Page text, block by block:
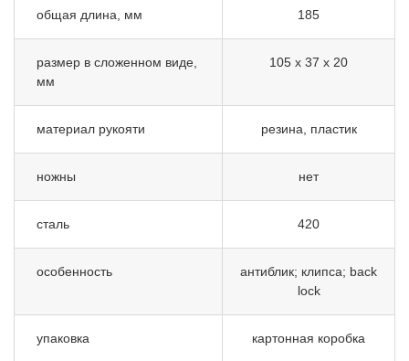
общая длина, мм 185
размер в сложенном виде,
мм
105 х 37 х 20
материал рукояти резина, пластик
ножны нет
сталь 420
особенность
антиблик; клипса; back
lock
упаковка картонная коробка